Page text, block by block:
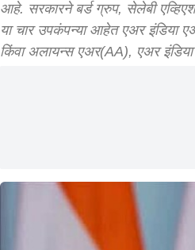
आहे. सरकारने बर्ड ग्रुप, सेलेबी
या चार उपकंपन्या आहेत एअर इंडिया
किंवा अलायन्स एअर(AA), एअर